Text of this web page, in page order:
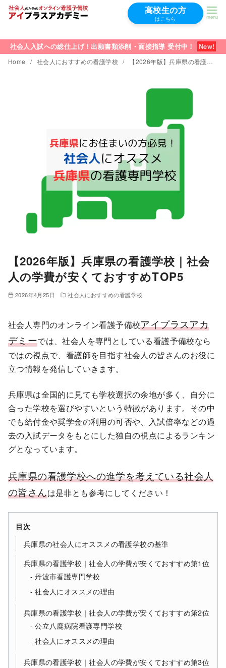
高校生の方
はこちら
社会人入試への総仕上げ！出願書類添削・面接指導 受付中！
Home 社会人におすすめの看護学校 【2026年版】兵庫県の看護学校｜社会人の学費が安くておすすめTOP5
【2026年版】兵庫県の看護学校｜社会
人の学費が安くておすすめTOP5
2026年4月25日 社会人におすすめの看護学校
社会人専門のオンライン看護予備校アイプラスアカ
デミーでは、社会人を専門としている看護予備校なら
ではの視点で、看護師を目指す社会人の皆さんのお役に
立つ情報を発信していきます。
兵庫県は全国的に見ても学校選択の余地が多く、自分に
合った学校を選びやすいという特徴があります。その中
でも給付金や奨学金の利用の可否や、入試倍率などの過
去の入試データをもとにした独自の視点によるランキン
グとなっています。
兵庫県の看護学校への進学を考えている社会人
の皆さんは是非とも参考にしてください！
目次
兵庫県の社会人にオススメの看護学校の基準
兵庫県の看護学校｜社会人の学費が安くておすすめ第1位
丹波市看護専門学校
社会人にオススメの理由
兵庫県の看護学校｜社会人の学費が安くておすすめ第2位
公立八鹿病院看護専門学校
社会人にオススメの理由
兵庫県の看護学校｜社会人の学費が安くておすすめ第3位